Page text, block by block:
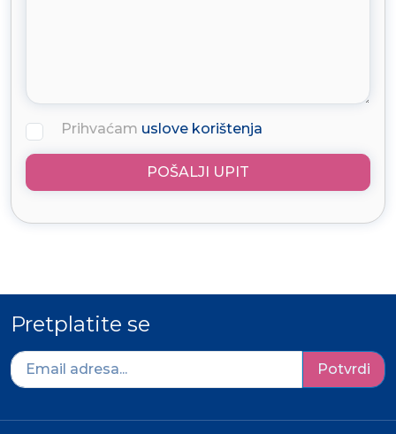
Prihvaćam uslove korištenja
POŠALJI UPIT
Pretplatite se
Potvrdi